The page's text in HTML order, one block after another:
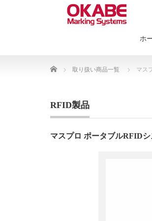
ホ
Home 取り扱い商品一覧 マス
RFID製品
マスプロ ポータブルRFID